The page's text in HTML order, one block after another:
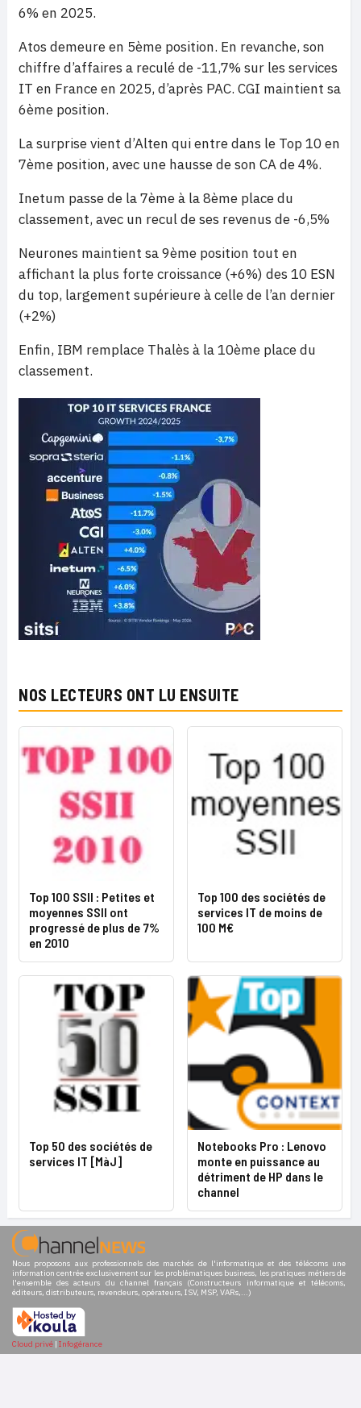
6% en 2025.
Atos demeure en 5ème position. En revanche, son
chiffre d’affaires a reculé de -11,7% sur les services
IT en France en 2025, d’après PAC. CGI maintient sa
6ème position.
La surprise vient d’Alten qui entre dans le Top 10 en
7ème position, avec une hausse de son CA de 4%.
Inetum passe de la 7ème à la 8ème place du
classement, avec un recul de ses revenus de -6,5%
Neurones maintient sa 9ème position tout en
affichant la plus forte croissance (+6%) des 10 ESN
du top, largement supérieure à celle de l’an dernier
(+2%)
Enfin, IBM remplace Thalès à la 10ème place du
classement.
NOS LECTEURS ONT LU ENSUITE
Top 100 SSII : Petites et
moyennes SSII ont
progressé de plus de 7%
en 2010
Top 100 des sociétés de
services IT de moins de
100 M€
Top 50 des sociétés de
services IT [MàJ]
Notebooks Pro : Lenovo
monte en puissance au
détriment de HP dans le
channel
Nous proposons aux professionnels des marchés de l'informatique et des télécoms une
information centrée exclusivement sur les problématiques business, les pratiques métiers de
l'ensemble des acteurs du channel français (Constructeurs informatique et télécoms,
éditeurs, distributeurs, revendeurs, opérateurs, ISV, MSP, VARs,...)
Cloud privé | Infogérance